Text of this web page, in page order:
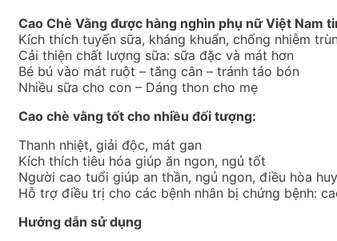
Cao Chè Vằng được hàng nghìn phụ nữ Việt Nam
Kích thích tuyến sữa, kháng khuẩn, chống nhiễm
Cải thiện chất lượng sữa: sữa đặc và mát hơn
Bé bú vào mát ruột – tăng cân – tránh táo bón
Nhiều sữa cho con – Dáng thon cho mẹ
Cao chè vằng tốt cho nhiều đối tượng:
Thanh nhiệt, giải độc, mát gan
Kích thích tiêu hóa giúp ăn ngon, ngủ tốt
Người cao tuổi giúp an thần, ngủ ngon, điều hòa
Hỗ trợ điều trị cho các bệnh nhân bị chứng bệnh:
Hướng dẫn sử dụng